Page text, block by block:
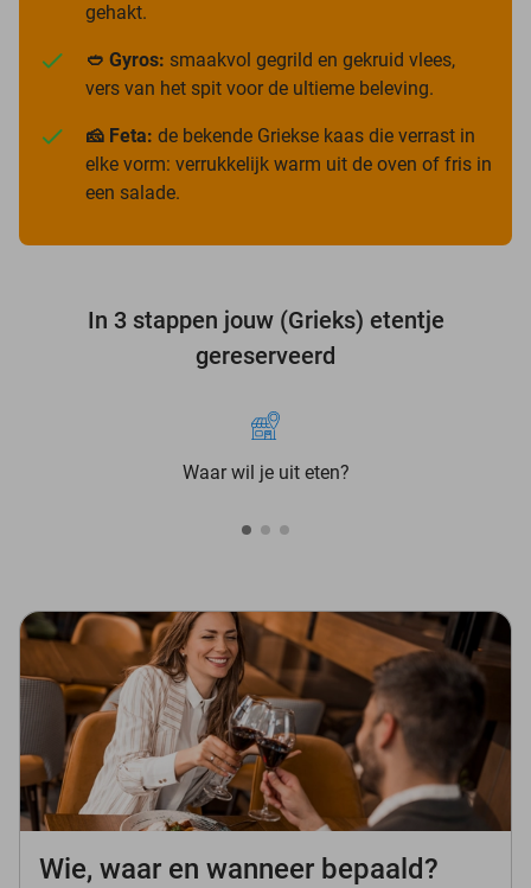
gehakt.
🥙 Gyros: smaakvol gegrild en gekruid vlees,
vers van het spit voor de ultieme beleving.
🧀 Feta: de bekende Griekse kaas die verrast in
elke vorm: verrukkelijk warm uit de oven of fris in
een salade.
In 3 stappen jouw (Grieks) etentje
gereserveerd
Waar wil je uit eten?
Wie, waar en wanneer bepaald?